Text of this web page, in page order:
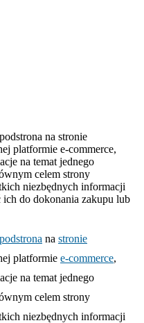
na stronie
platformie e-commerce,
na temat jednego
celem strony
niezbędnych informacji
do dokonania zakupu lub
podstrona na stronie
platformie e-commerce,
na temat jednego
celem strony
niezbędnych informacji